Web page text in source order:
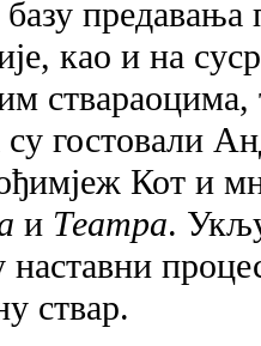
предавања
као и на
гостовали
Кот и
и Театра.
ствар.